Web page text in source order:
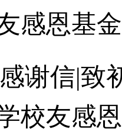
感恩基
感谢信|致
校友感